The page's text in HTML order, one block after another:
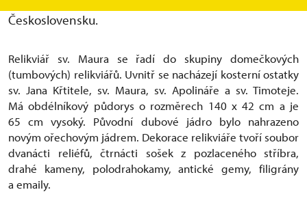
Československu.
Relikviář sv. Maura se řadí do skupiny domečkových
(tumbových) relikviářů. Uvnitř se nacházejí kosterní ostatky
sv. Jana Křtitele, sv. Maura, sv. Apolináře a sv. Timoteje.
Má obdélníkový půdorys o rozměrech 140 x 42 cm a je
65 cm vysoký. Původní dubové jádro bylo nahrazeno
novým ořechovým jádrem. Dekorace relikviáře tvoří soubor
dvanácti reliéfů, čtrnácti sošek z pozlaceného stříbra,
drahé kameny, polodrahokamy, antické gemy, filigrány
a emaily.